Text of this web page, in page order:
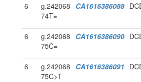
6
g.242068
74T=
CA1616386088
6
g.242068
75C=
CA1616386090
6
g.242068
75C>T
CA1616386091